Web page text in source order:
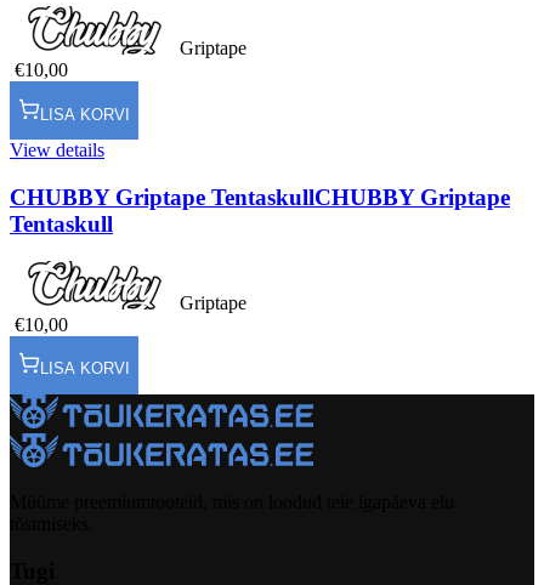
Griptape
€10,00
LISA KORVI
View details
CHUBBY Griptape TentaskullCHUBBY Griptape
Tentaskull
Griptape
€10,00
LISA KORVI